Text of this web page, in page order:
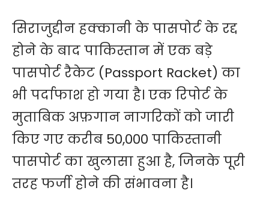
सिराजुद्दीन हक्कानी के पासपोर्ट के रद्द
होने के बाद पाकिस्तान में एक बड़े
पासपोर्ट रैकेट (Passport Racket) का
भी पर्दाफाश हो गया है। एक रिपोर्ट के
मुताबिक अफ़गान नागरिकों को जारी
किए गए करीब 50,000 पाकिस्तानी
पासपोर्ट का खुलासा हुआ है, जिनके पूरी
तरह फर्जी होने की संभावना है।